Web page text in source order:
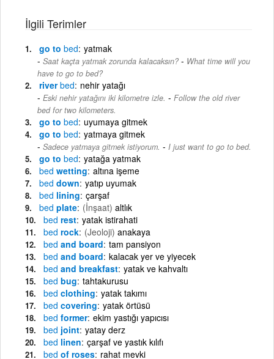
İlgili Terimler
go to bed yatmak
Saat kaçta yatmak zorunda kalacaksın? - What time will you
have to go to bed?
riverbed nehir yatağı
Eski nehir yatağını iki kilometre izle. - Follow the old river
bed for two kilometers.
go to bed uyumaya gitmek
go to bed yatmaya gitmek
Sadece yatmaya gitmek istiyorum. - I just want to go to bed.
go to bed yatağa yatmak
bed wetting altına işeme
bed down yatıp uyumak
bed lining çarşaf
bed plate (İnşaat) altlık
bed rest yatak istirahati
bed rock (Jeoloji) anakaya
bed and board tam pansiyon
bed and board kalacak yer ve yiyecek
bed and breakfast yatak ve kahvaltı
bed bug tahtakurusu
bed clothing yatak takımı
bed covering yatak örtüsü
bed former ekim yastığı yapıcısı
bed joint yatay derz
bed linen çarşaf ve yastık kılıfı
bed of roses rahat mevki